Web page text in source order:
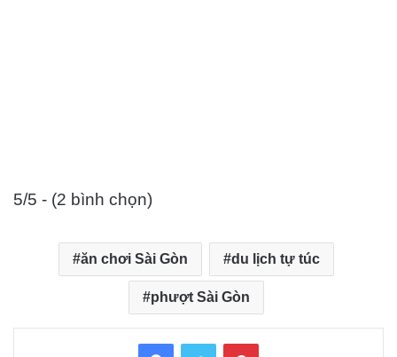
5/5 - (2 bình chọn)
ăn chơi Sài Gòn du lịch tự túc
phượt Sài Gòn
FacebookTwitter Pinterest